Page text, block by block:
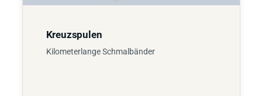
Kreuzspulen
Kilometerlange Schmalbänder